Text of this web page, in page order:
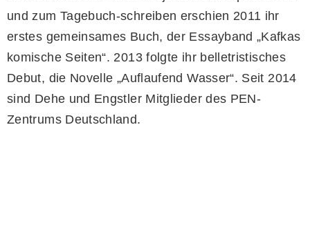
und zum Tagebuch-schreiben erschien 2011 ihr
erstes gemeinsames Buch, der Essayband „Kafkas
komische Seiten“. 2013 folgte ihr belletristisches
Debut, die Novelle „Auflaufend Wasser“. Seit 2014
sind Dehe und Engstler Mitglieder des PEN-
Zentrums Deutschland.